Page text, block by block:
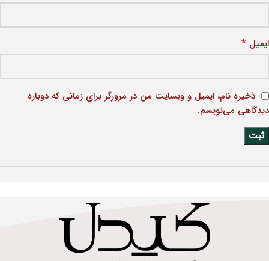
ایمیل *
ذخیره نام، ایمیل و وبسایت من در مرورگر برای زمانی که دوباره
دیدگاهی می‌نویسم.